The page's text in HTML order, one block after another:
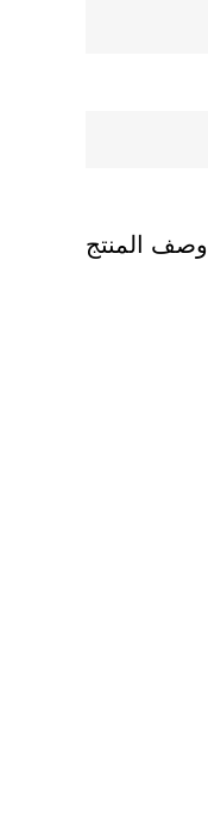
وصف المنتج